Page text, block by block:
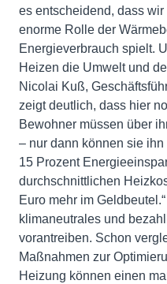
es entscheidend, dass
enorme Rolle der
Energieverbrauch spielt.
Heizen die Umwelt und
Nicolai Kuß,
zeigt deutlich, dass hier
Bewohner müssen über
– nur dann können sie
15 Prozent
durchschnittlichen
Euro mehr im
klimaneutrales und
vorantreiben. Schon
Maßnahmen zur
Heizung können einen